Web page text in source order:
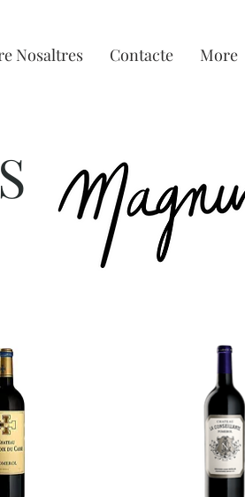
Nosaltres Contacte More